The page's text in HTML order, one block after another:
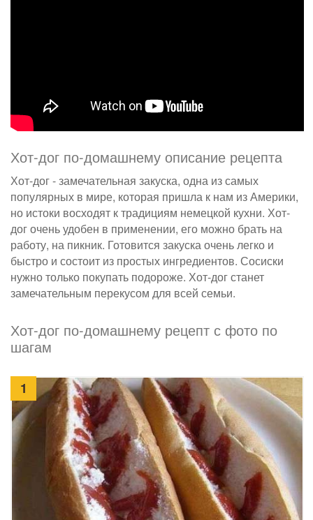
Хот-дог по-домашнему описание рецепта
Хот-дог - замечательная закуска, одна из самых
популярных в мире, которая пришла к нам из Америки,
но истоки восходят к традициям немецкой кухни. Хот-
дог очень удобен в применении, его можно брать на
работу, на пикник. Готовится закуска очень легко и
быстро и состоит из простых ингредиентов. Сосиски
нужно только покупать подороже. Хот-дог станет
замечательным перекусом для всей семьи.
Хот-дог по-домашнему рецепт с фото по
шагам
1